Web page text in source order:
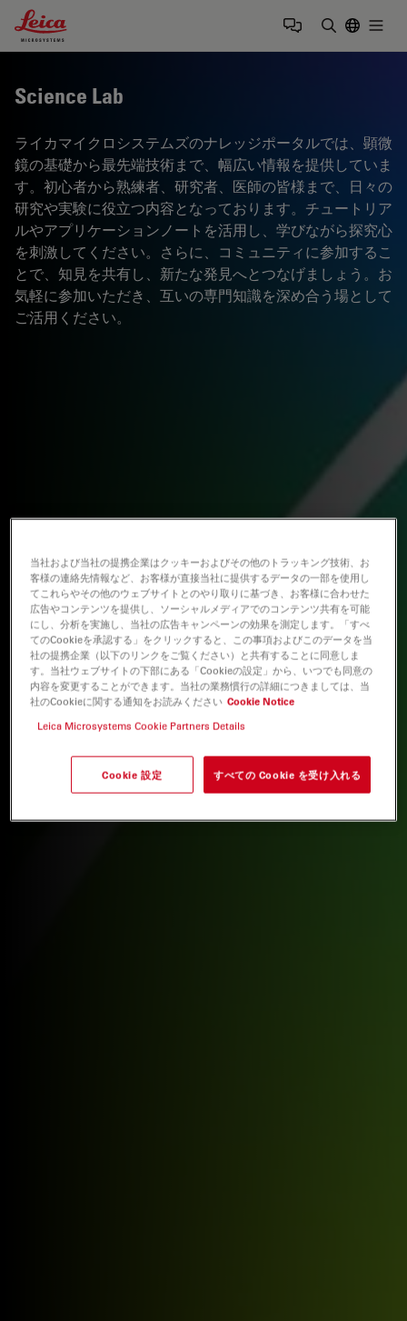
Leica Microsystems Logo
Science Lab
ライカマイクロシステムズのナレッジポータルでは、顕微
鏡の基礎から最先端技術まで、幅広い情報を提供していま
す。初心者から熟練者、研究者、医師の皆様まで、日々の
研究や実験に役立つ内容となっております。チュートリア
ルやアプリケーションノートを活用し、学びながら探究心
を刺激してください。さらに、コミュニティに参加するこ
とで、知見を共有し、新たな発見へとつなげましょう。お
気軽に参加いただき、互いの専門知識を深め合う場として
ご活用ください。
当社および当社の提携企業はクッキーおよびその他のトラッキング技術、お
客様の連絡先情報など、お客様が直接当社に提供するデータの一部を使用し
てこれらやその他のウェブサイトとのやり取りに基づき、お客様に合わせた
広告やコンテンツを提供し、ソーシャルメディアでのコンテンツ共有を可能
にし、分析を実施し、当社の広告キャンペーンの効果を測定します。「すべ
てのCookieを承認する」をクリックすると、この事項およびこのデータを当
社の提携企業（以下のリンクをご覧ください）と共有することに同意しま
す。当社ウェブサイトの下部にある「Cookieの設定」から、いつでも同意の
内容を変更することができます。当社の業務慣行の詳細につきましては、当
社のCookieに関する通知をお読みください Cookie Notice
Leica Microsystems Cookie Partners Details
Cookie 設定 すべての Cookie を受け入れる